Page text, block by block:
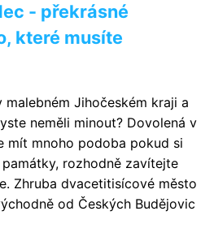
- překrásné
které musíte
malebném Jihočeském kraji a
neměli minout? Dovolená v
mít mnoho podoba pokud si
rozhodně zavítejte
Zhruba dvacetitisícové město
od Českých Budějovic